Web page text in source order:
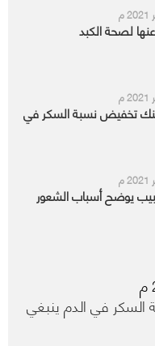
تخفيض نسبة السكر في
يوضح أسباب الشعور
السكر في الدم ينبغي